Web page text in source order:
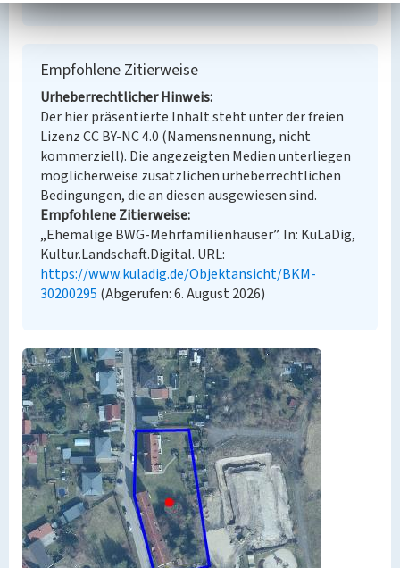
Empfohlene Zitierweise
Urheberrechtlicher Hinweis
Der hier präsentierte Inhalt steht unter der freien
Lizenz CC BY-NC 4.0 (Namensnennung, nicht
kommerziell). Die angezeigten Medien unterliegen
möglicherweise zusätzlichen urheberrechtlichen
Bedingungen, die an diesen ausgewiesen sind.
Empfohlene Zitierweise
„Ehemalige BWG-Mehrfamilienhäuser”. In: KuLaDig,
Kultur.Landschaft.Digital. URL:
https://www.kuladig.de/Objektansicht/BKM-
30200295 (Abgerufen: 6. August 2026)